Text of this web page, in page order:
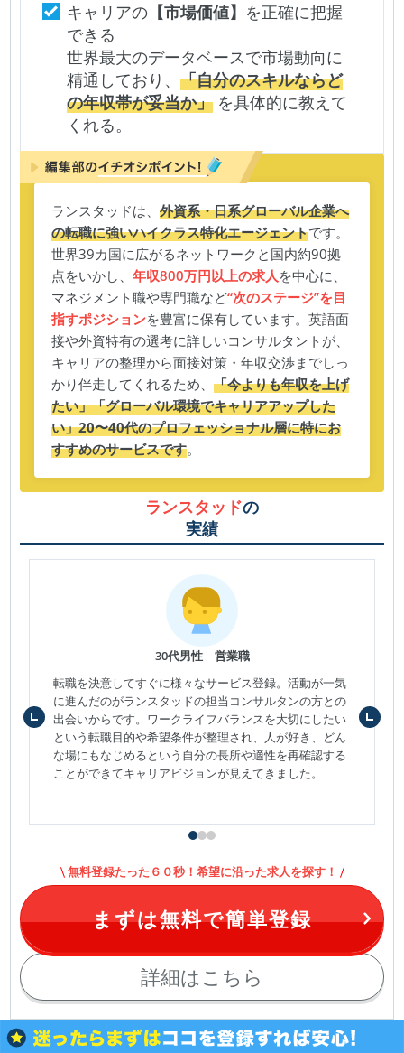
キャリアの 【市場価値】 を正確に把握
できる
世界最大のデータベースで市場動向に
精通しており、「自分のスキルならど
の年収帯が妥当か」 を具体的に教えて
くれる。
ランスタッドは、外資系・日系グローバル企業へ
の転職に強いハイクラス特化エージェントです。
世界39カ国に広がるネットワークと国内約90拠
点をいかし、年収800万円以上の求人を中心に、
マネジメント職や専門職など“次のステージ”を目
指すポジションを豊富に保有しています。英語面
接や外資特有の選考に詳しいコンサルタントが、
キャリアの整理から面接対策・年収交渉までしっ
かり伴走してくれるため、「今よりも年収を上げ
たい」「グローバル環境でキャリアアップした
い」20〜40代のプロフェッショナル層に特にお
すすめのサービスです。
ランスタッドの
実績
30代男性 営業職
転職を決意してすぐに様々なサービス登録。活動が一気
に進んだのがランスタッドの担当コンサルタンの方との
出会いからです。ワークライフバランスを大切にしたい
という転職目的や希望条件が整理され、人が好き、どん
な場にもなじめるという自分の長所や適性を再確認する
ことができてキャリアビジョンが見えてきました。
詳細はこちら
無料登録たった６０秒！希望に沿った求人を探す！
まずは無料で簡単登録